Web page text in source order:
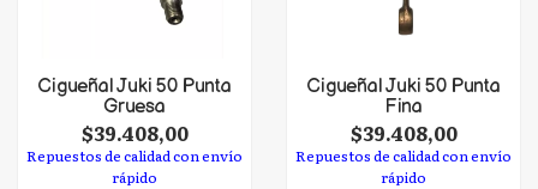
Cigueñal Juki 50 Punta
Gruesa
$39.408,00
Repuestos de calidad con envío
rápido
Cigueñal Juki 50 Punta
Fina
$39.408,00
Repuestos de calidad con envío
rápido